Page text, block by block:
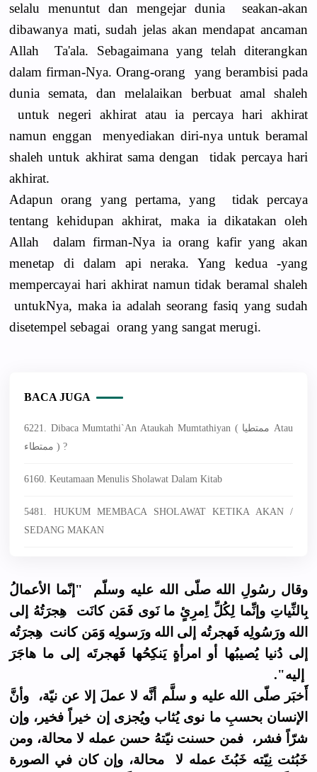
selalu menuntut dan mengejar dunia seakan-akan
dibawanya mati, sudah jelas akan mendapat ancaman
Allah Ta'ala. Sebagaimana yang telah diterangkan
dalam firman-Nya. Orang-orang yang berambisi pada
dunia semata, dan melalaikan berbuat amal shaleh
untuk negeri akhirat atau ia percaya hari akhirat
namun enggan menyediakan diri-nya untuk beramal
shaleh untuk akhirat sama dengan tidak per­caya hari
akhirat.
Adapun orang yang pertama, yang tidak percaya
tentang kehidupan akhirat, maka ia dikatakan oleh
Allah dalam firman-Nya ia orang kafir yang akan
menetap di dalam api neraka. Yang kedua -yang
mempercayai hari akhirat namun tidak beramal shaleh
untukNya, maka ia adalah seorang fasiq yang sudah
disetempel sebagai orang yang sangat merugi.
BACA JUGA
6221. Dibaca Mumtathi`an Ataukah Mumtathiyan ( ممتطيا Atau
ممتطاء ) ?
6160. Keutamaan Menulis Sholawat Dalam Kitab
5481. HUKUM MEMBACA SHOLAWAT KETIKA AKAN /
SEDANG MAKAN
وقال رسُولِ الله صلّى الله عليه وسلّم "إنّما الأعمالُ
بِالنِّياتِ وإنِّما لِكُلِّ اِمرِئٍ ما نَوى فَمَن كانَت هِجرَتُهُ إلى
الله ورَسُولِه فَهجرتُه إلى الله ورَسولِه وَمَن كانت هِجرَتُه
إلى دُنيا يُصيبُها أو امرأةٍ يَنكِحُها فَهجرتَه إلى ما هاجَرَ
إليه".
أَخبَر صلّى الله عليه و سلَّم أنَّه لا عملَ إلا عن نيّة، وأنَّ
الإنسان بحسبِ ما نوى يُثاب ويُجزى إن خيراً فخير، وإن
شرّاً فشر، فمن حسنت نيّتهُ حسن عمله لا محالة، ومن
خَبُثت نِيّته خَبُثَ عمله لا محالة، وإن كان في الصورة